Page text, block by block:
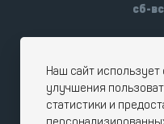
сб-вс
Наш сайт
улучшения
статистики и